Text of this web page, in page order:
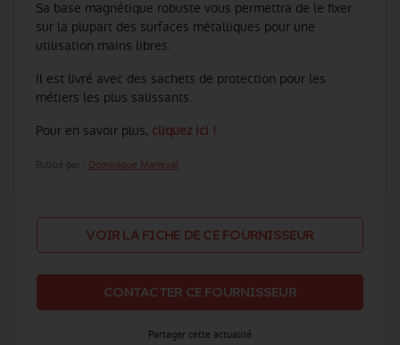
Sa base magnétique robuste vous permettra de le fixer
sur la plupart des surfaces métalliques pour une
utilisation mains libres.
Il est livré avec des sachets de protection pour les
métiers les plus salissants.
Pour en savoir plus, cliquez ici !
Publié par : Dominique Maneval
VOIR LA FICHE DE CE FOURNISSEUR
CONTACTER CE FOURNISSEUR
Partager cette actualité